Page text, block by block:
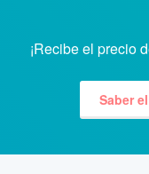
¡Recibe el precio
Saber